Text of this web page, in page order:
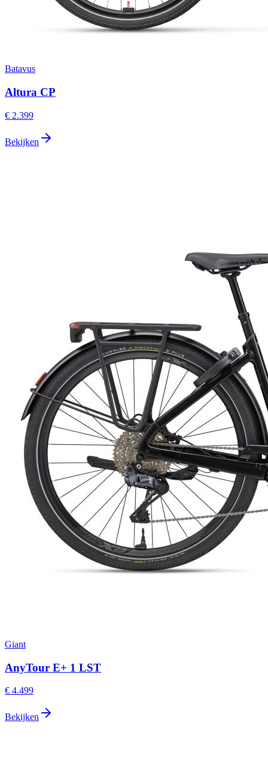
Batavus
Altura CP
€ 2.399
Bekijken
Giant
AnyTour E+ 1 LST
€ 4.499
Bekijken